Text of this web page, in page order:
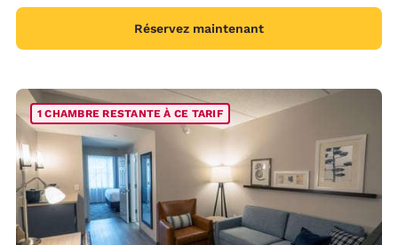
Réservez maintenant
1 CHAMBRE RESTANTE À CE TARIF